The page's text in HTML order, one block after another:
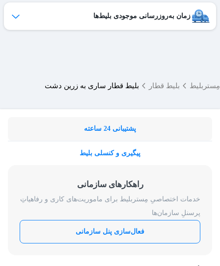
زمان به‌روزرسانی موجودی بلیط‌ها
مِستربلیط بلیط قطار بلیط قطار ساری به زرین دشت
پشتیبانی 24 ساعته
پیگیری و کنسلی بلیط
راهکارهای سازمانی
خدمات اختصاصیِ مِستربلیط برای ماموریت‌های کاری و رفاهیاتِ
پرسنلِ سازمان‌ها
فعال‌سازی پنل سازمانی